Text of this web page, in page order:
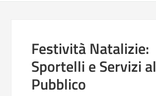
Festività Natalizie:
Sportelli e Servizi al
Pubblico